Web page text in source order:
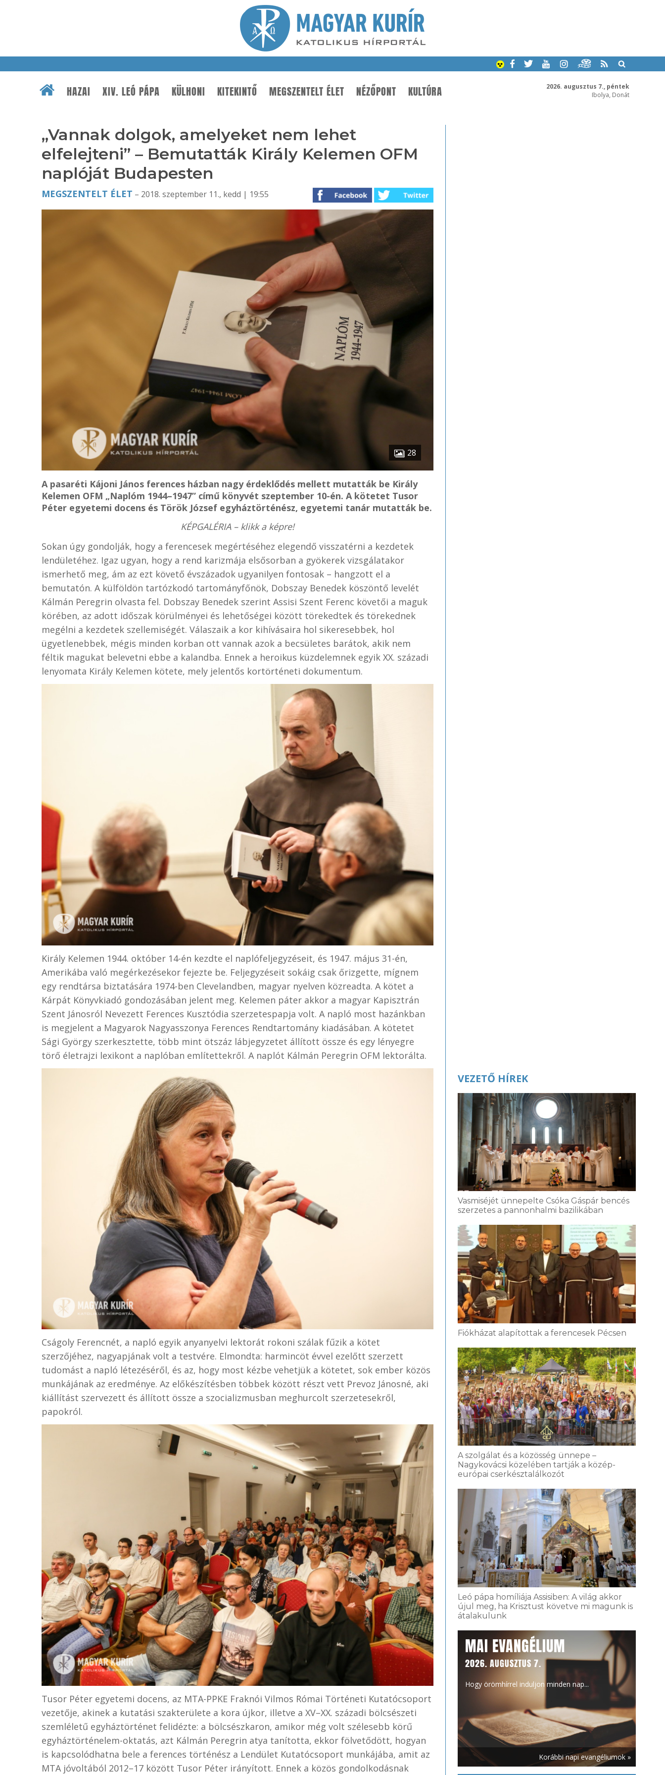
2026. augusztus 7., péntek
Ibolya, Donát
HAZAI XIV. LEÓ PÁPA KÜLHONI KITEKINTŐ MEGSZENTELT ÉLET NÉZŐPONT KULTÚRA
„Vannak dolgok, amelyeket nem lehet
elfelejteni” – Bemutatták Király Kelemen OFM
naplóját Budapesten
MEGSZENTELT ÉLET – 2018. szeptember 11., kedd | 19:55
28
A pasaréti Kájoni János ferences házban nagy érdeklődés mellett mutatták be Király
Kelemen OFM „Naplóm 1944–1947” című könyvét szeptember 10-én. A kötetet Tusor
Péter egyetemi docens és Török József egyháztörténész, egyetemi tanár mutatták be.
KÉPGALÉRIA – klikk a képre!
Sokan úgy gondolják, hogy a ferencesek megértéséhez elegendő visszatérni a kezdetek
lendületéhez. Igaz ugyan, hogy a rend karizmája elsősorban a gyökerek vizsgálatakor
ismerhető meg, ám az ezt követő évszázadok ugyanilyen fontosak – hangzott el a
bemutatón. A külföldön tartózkodó tartományfőnök, Dobszay Benedek köszöntő levelét
Kálmán Peregrin olvasta fel. Dobszay Benedek szerint Assisi Szent Ferenc követői a maguk
körében, az adott időszak körülményei és lehetőségei között törekedtek és törekednek
megélni a kezdetek szellemiségét. Válaszaik a kor kihívásaira hol sikeresebbek, hol
ügyetlenebbek, mégis minden korban ott vannak azok a becsületes barátok, akik nem
féltik magukat belevetni ebbe a kalandba. Ennek a heroikus küzdelemnek egyik XX. századi
lenyomata Király Kelemen kötete, mely jelentős kortörténeti dokumentum.
Király Kelemen 1944. október 14-én kezdte el naplófeljegyzéseit, és 1947. május 31-én,
Amerikába való megérkezésekor fejezte be. Feljegyzéseit sokáig csak őrizgette, mígnem
egy rendtársa biztatására 1974-ben Clevelandben, magyar nyelven közreadta. A kötet a
Kárpát Könyvkiadó gondozásában jelent meg. Kelemen páter akkor a magyar Kapisztrán
Szent Jánosról Nevezett Ferences Kusztódia szerzetespapja volt. A napló most hazánkban
is megjelent a Magyarok Nagyasszonya Ferences Rendtartomány kiadásában. A kötetet
Sági György szerkesztette, több mint ötszáz lábjegyzetet állított össze és egy lényegre
törő életrajzi lexikont a naplóban említettekről. A naplót Kálmán Peregrin OFM lektorálta.
Cságoly Ferencnét, a napló egyik anyanyelvi lektorát rokoni szálak fűzik a kötet
szerzőjéhez, nagyapjának volt a testvére. Elmondta: harmincöt évvel ezelőtt szerzett
tudomást a napló létezéséről, és az, hogy most kézbe vehetjük a kötetet, sok ember közös
munkájának az eredménye. Az előkészítésben többek között részt vett Prevoz Jánosné, aki
kiállítást szervezett és állított össze a szocializmusban meghurcolt szerzetesekről,
papokról.
Tusor Péter egyetemi docens, az MTA-PPKE Fraknói Vilmos Római Történeti Kutatócsoport
vezetője, akinek a kutatási szakterülete a kora újkor, illetve a XV–XX. századi bölcsészeti
szemléletű egyháztörténet felidézte: a bölcsészkaron, amikor még volt szélesebb körű
egyháztörténelem-oktatás, azt Kálmán Peregrin atya tanította, ekkor fölvetődött, hogyan
is kapcsolódhatna bele a ferences történész a Lendület Kutatócsoport munkájába, amit az
MTA jóvoltából 2012–17 között Tusor Péter irányított. Ennek a közös gondolkodásnak
VEZETŐ HÍREK
Vasmiséjét ünnepelte Csóka Gáspár bencés
szerzetes a pannonhalmi bazilikában
Fiókházat alapítottak a ferencesek Pécsen
A szolgálat és a közösség ünnepe –
Nagykovácsi közelében tartják a közép-
európai cserkésztalálkozót
Leó pápa homíliája Assisiben: A világ akkor
újul meg, ha Krisztust követve mi magunk is
átalakulunk
MAI EVANGÉLIUM
2026. AUGUSZTUS 7.
Hogy örömhírrel induljon minden nap...
Korábbi napi evangéliumok »